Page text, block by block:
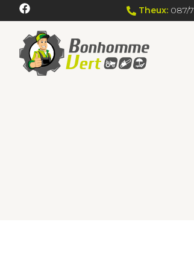
Theux: 087/